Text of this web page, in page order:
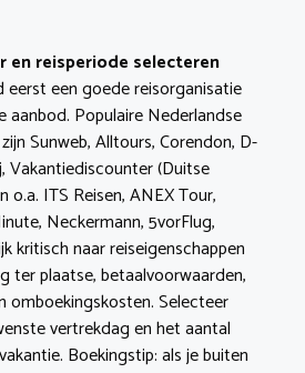
en reisperiode selecteren
eerst een goede reisorganisatie
aanbod. Populaire Nederlandse
Sunweb, Alltours, Corendon, D-
Vakantiediscounter (Duitse
o.a. ITS Reisen, ANEX Tour,
Neckermann, 5vorFlug,
kritisch naar reiseigenschappen
ter plaatse, betaalvoorwaarden,
omboekingskosten. Selecteer
vertrekdag en het aantal
Boekingstip: als je buiten